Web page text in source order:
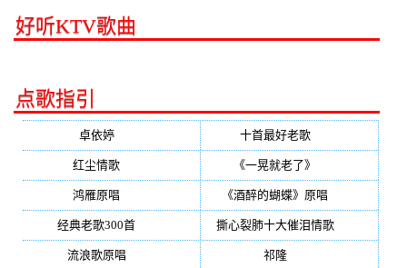
好听KTV歌曲
点歌指引
卓依婷(350) 十首最好老歌(300)
红尘情歌 《一晃就老了》
鸿雁原唱 《酒醉的蝴蝶》原唱
经典老歌300首 撕心裂肺十大催泪情歌(195)
流浪歌原唱 祁隆(188)